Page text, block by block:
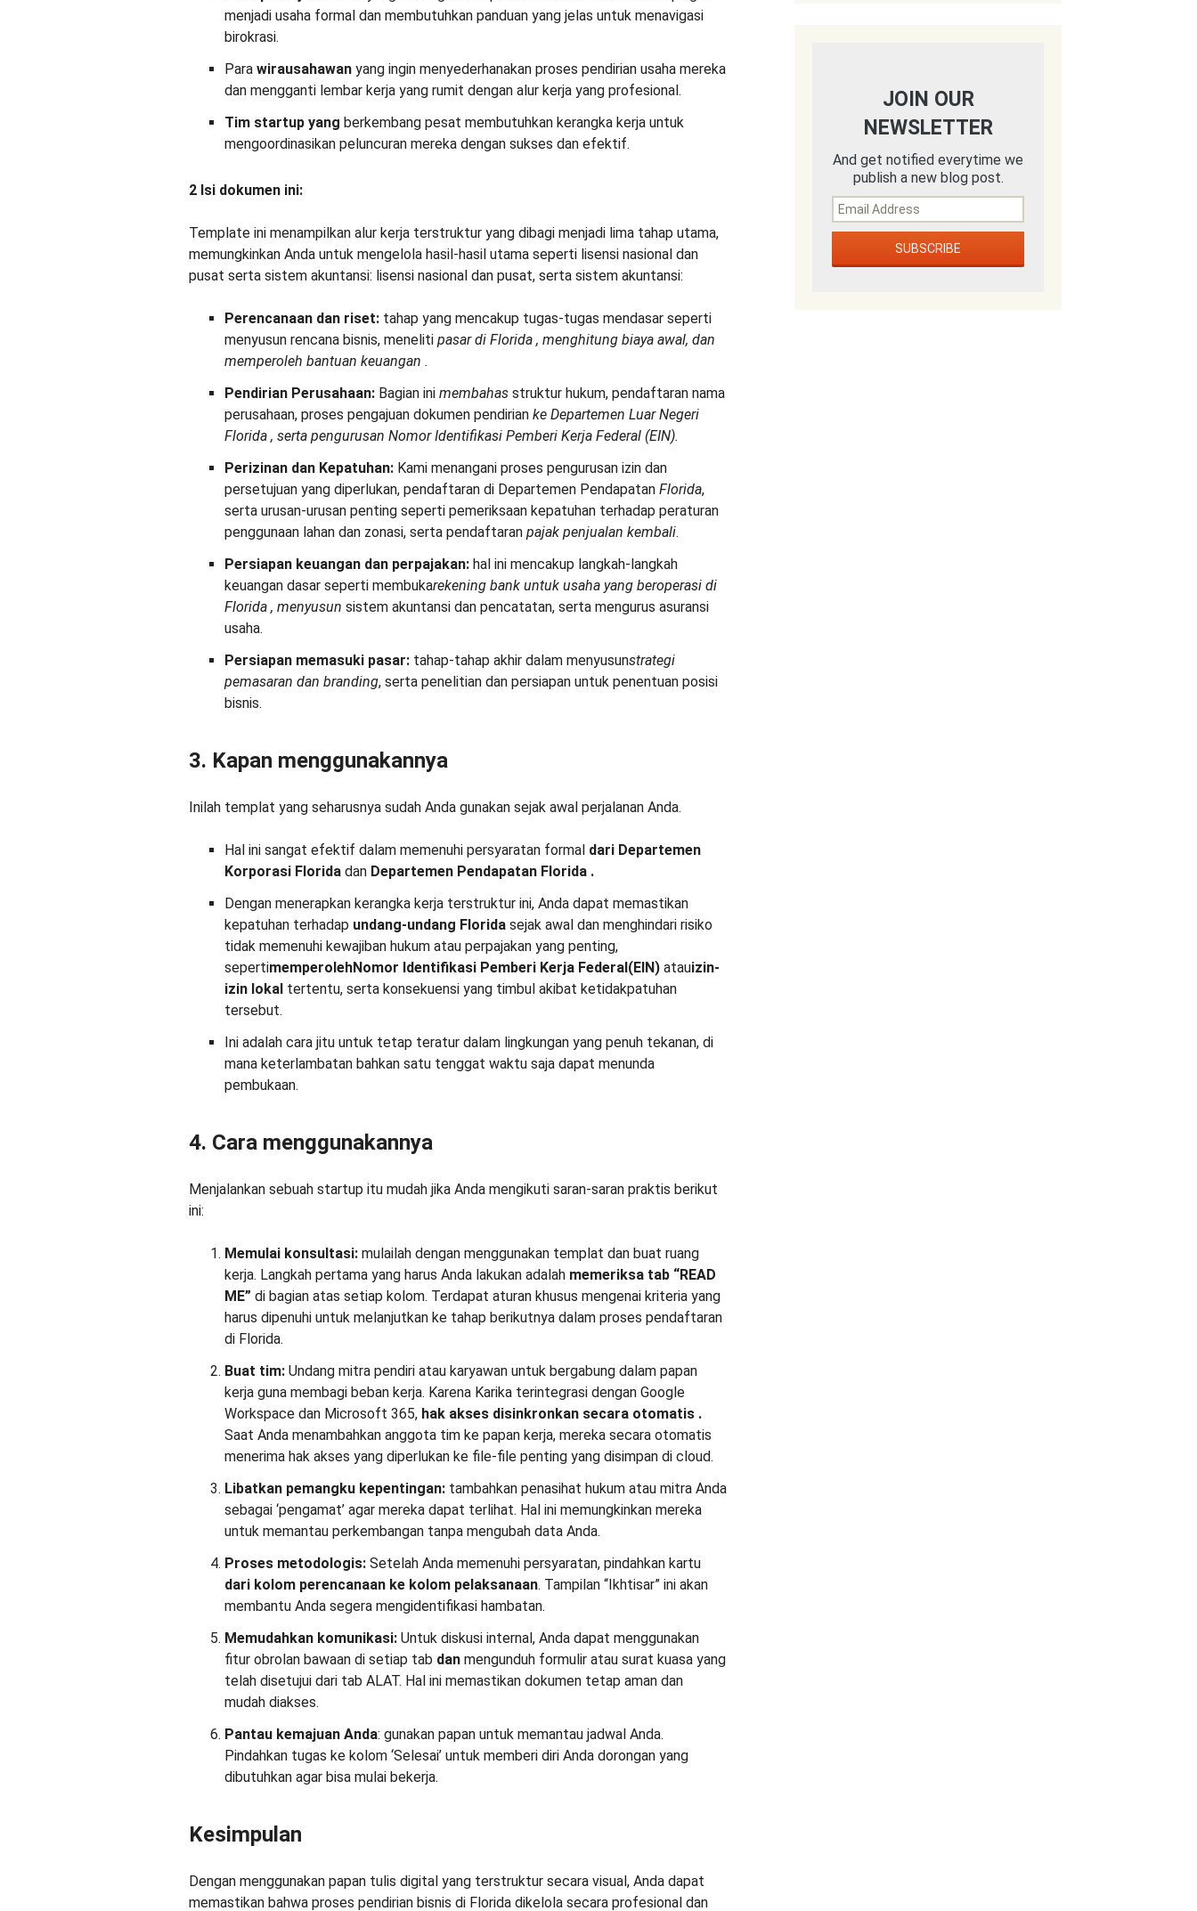
menjadi usaha formal dan membutuhkan panduan yang jelas untuk menavigasi
birokrasi.
Para wirausahawan yang ingin menyederhanakan proses pendirian usaha mereka
dan mengganti lembar kerja yang rumit dengan alur kerja yang profesional.
Tim startup yang berkembang pesat membutuhkan kerangka kerja untuk
mengoordinasikan peluncuran mereka dengan sukses dan efektif.
2 Isi dokumen ini:
Template ini menampilkan alur kerja terstruktur yang dibagi menjadi lima tahap utama,
memungkinkan Anda untuk mengelola hasil-hasil utama seperti lisensi nasional dan
pusat serta sistem akuntansi: lisensi nasional dan pusat, serta sistem akuntansi:
Perencanaan dan riset: tahap yang mencakup tugas-tugas mendasar seperti
menyusun rencana bisnis, meneliti pasar di Florida , menghitung biaya awal, dan
memperoleh bantuan keuangan .
Pendirian Perusahaan: Bagian ini membahas struktur hukum, pendaftaran nama
perusahaan, proses pengajuan dokumen pendirian ke Departemen Luar Negeri
Florida , serta pengurusan Nomor Identifikasi Pemberi Kerja Federal (EIN).
Perizinan dan Kepatuhan: Kami menangani proses pengurusan izin dan
persetujuan yang diperlukan, pendaftaran di Departemen Pendapatan Florida,
serta urusan-urusan penting seperti pemeriksaan kepatuhan terhadap peraturan
penggunaan lahan dan zonasi, serta pendaftaran pajak penjualan kembali.
Persiapan keuangan dan perpajakan: hal ini mencakup langkah-langkah
keuangan dasar seperti membukarekening bank untuk usaha yang beroperasi di
Florida , menyusun sistem akuntansi dan pencatatan, serta mengurus asuransi
usaha.
Persiapan memasuki pasar: tahap-tahap akhir dalam menyusunstrategi
pemasaran dan branding, serta penelitian dan persiapan untuk penentuan posisi
bisnis.
3. Kapan menggunakannya
Inilah templat yang seharusnya sudah Anda gunakan sejak awal perjalanan Anda.
Hal ini sangat efektif dalam memenuhi persyaratan formal dari Departemen
Korporasi Florida dan Departemen Pendapatan Florida .
Dengan menerapkan kerangka kerja terstruktur ini, Anda dapat memastikan
kepatuhan terhadap undang-undang Florida sejak awal dan menghindari risiko
tidak memenuhi kewajiban hukum atau perpajakan yang penting,
sepertimemperolehNomor Identifikasi Pemberi Kerja Federal(EIN) atauizin-
izin lokal tertentu, serta konsekuensi yang timbul akibat ketidakpatuhan
tersebut.
Ini adalah cara jitu untuk tetap teratur dalam lingkungan yang penuh tekanan, di
mana keterlambatan bahkan satu tenggat waktu saja dapat menunda
pembukaan.
4. Cara menggunakannya
Menjalankan sebuah startup itu mudah jika Anda mengikuti saran-saran praktis berikut
ini:
Memulai konsultasi: mulailah dengan menggunakan templat dan buat ruang
kerja. Langkah pertama yang harus Anda lakukan adalah memeriksa tab “READ
ME” di bagian atas setiap kolom. Terdapat aturan khusus mengenai kriteria yang
harus dipenuhi untuk melanjutkan ke tahap berikutnya dalam proses pendaftaran
di Florida.
Buat tim: Undang mitra pendiri atau karyawan untuk bergabung dalam papan
kerja guna membagi beban kerja. Karena Karika terintegrasi dengan Google
Workspace dan Microsoft 365, hak akses disinkronkan secara otomatis .
Saat Anda menambahkan anggota tim ke papan kerja, mereka secara otomatis
menerima hak akses yang diperlukan ke file-file penting yang disimpan di cloud.
Libatkan pemangku kepentingan: tambahkan penasihat hukum atau mitra Anda
sebagai ‘pengamat’ agar mereka dapat terlihat. Hal ini memungkinkan mereka
untuk memantau perkembangan tanpa mengubah data Anda.
Proses metodologis: Setelah Anda memenuhi persyaratan, pindahkan kartu
dari kolom perencanaan ke kolom pelaksanaan. Tampilan “Ikhtisar” ini akan
membantu Anda segera mengidentifikasi hambatan.
Memudahkan komunikasi: Untuk diskusi internal, Anda dapat menggunakan
fitur obrolan bawaan di setiap tab dan mengunduh formulir atau surat kuasa yang
telah disetujui dari tab ALAT. Hal ini memastikan dokumen tetap aman dan
mudah diakses.
Pantau kemajuan Anda: gunakan papan untuk memantau jadwal Anda.
Pindahkan tugas ke kolom ‘Selesai’ untuk memberi diri Anda dorongan yang
dibutuhkan agar bisa mulai bekerja.
Kesimpulan
Dengan menggunakan papan tulis digital yang terstruktur secara visual, Anda dapat
memastikan bahwa proses pendirian bisnis di Florida dikelola secara profesional dan
JOIN OUR
NEWSLETTER
And get notified everytime we
publish a new blog post.